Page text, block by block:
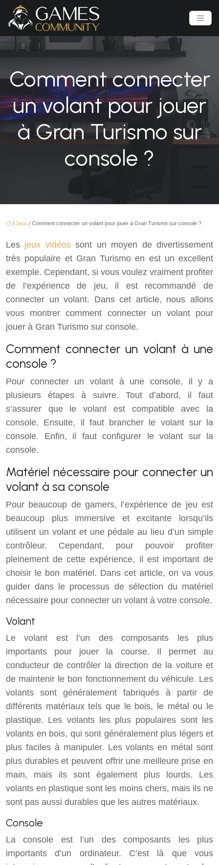
Comment connecter
un volant pour jouer
à Gran Turismo sur
console ?
/ Jeux / Comment connecter un volant pour jouer à Gran Turismo sur console ?
Les jeux vidéossont un moyen de divertissement
très populaire et Gran Turismo en est un excellent
exemple. Cependant, si vous voulez vraiment profiter
de l’expérience de jeu, il est recommandé de
connecter un volant. Dans cet article, nous allons
vous montrer comment connecter un volant pour
jouer à Gran Turismo sur console.
Comment connecter un volant à une
console ?
Pour connecter un volant à une console, il y a
plusieurs étapes à suivre. Tout d’abord, il faut
s’assurer que le volant est compatible avec la
console. Ensuite, il faut brancher le volant sur la
console. Enfin, il faut configurer le volant sur la
console.
Matériel nécessaire pour connecter un
volant à sa console
Pour beaucoup de gamers, l’expérience de jeu est
beaucoup plus immersive et excitante lorsqu’ils
utilisent un volant et une pédale au lieu d’un simple
contrôleur. Cependant, pour pouvoir profiter
pleinement de cette expérience, il est important de
choisir le bon matériel. Dans cet article, on va vous
guider dans le processus de sélection du matériel
nécessaire pour connecter un volant à votre console.
Volant
Le volant est l’un des composants les plus
importants pour jouer la course. Il permet au
conducteur de contrôler la direction de la voiture et
de maintenir le bon fonctionnement du véhicule. Les
volants sont généralement fabriqués à partir de
différents matériaux tels que le bois, le métal ou le
plastique. Les volants les plus populaires sont les
volants en bois, qui sont généralement plus légers et
plus faciles à manipuler. Les volants en métal sont
plus durables et peuvent offrir une meilleure prise en
main, mais ils sont également plus lourds. Les
volants en plastique sont les moins chers, mais ils ne
sont pas aussi durables que les autres matériaux.
Console
La console est l’un des composants les plus
importants d’un ordinateur. C’est là que vous